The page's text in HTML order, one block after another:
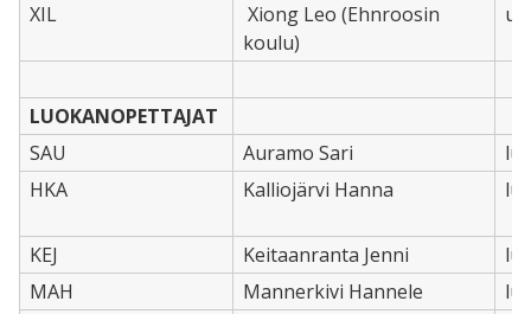
XIL
Xiong Leo (Ehnroosin
koulu)
LUOKANOPETTAJAT
SAU
Auramo Sari
HKA
Kalliojärvi Hanna
KEJ Keitaanranta Jenni
MAH
Mannerkivi Hannele